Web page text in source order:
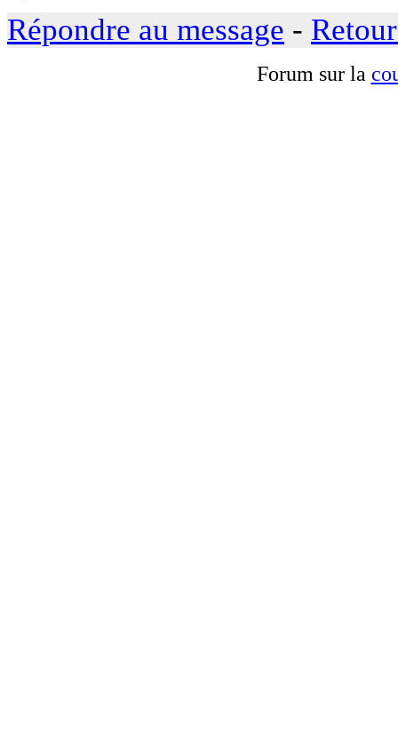
Répondre au message -
Forum sur la